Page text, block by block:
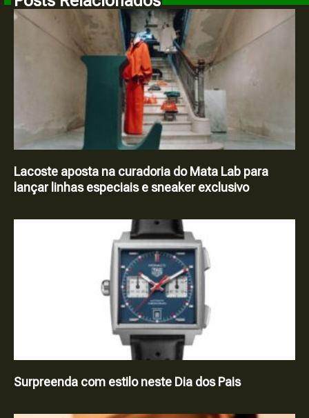
Lacoste aposta na curadoria do Mata Lab para
lançar linhas especiais e sneaker exclusivo
Surpreenda com estilo neste Dia dos Pais